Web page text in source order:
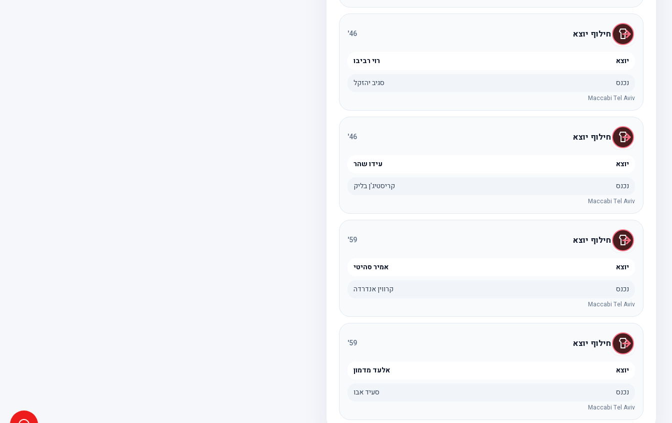
חילוף יוצא 46
'
יוצא רוי רביבו
נכנס סגיב יהזקל
Maccabi Tel Aviv
חילוף יוצא 46
'
יוצא עידו שהר
נכנס קריסטיג'ן בליק
Maccabi Tel Aviv
חילוף יוצא 59
'
יוצא אמיר סהיטי
נכנס קרווין אנדרדה
Maccabi Tel Aviv
חילוף יוצא 59
'
יוצא אלעד מדמון
נכנס סעיד אבו
Maccabi Tel Aviv